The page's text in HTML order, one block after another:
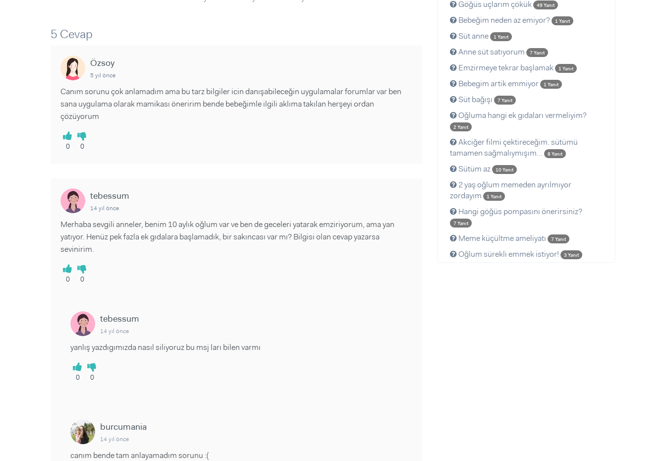
5 Cevap
Özsoy
5 yıl önce
Canım sorunu çok anlamadım ama bu tarz bilgiler icin danışabileceğin uygulamalar forumlar var ben
sana uygulama olarak mamikası öneririm bende bebeğimle ilgili aklıma takılan herşeyi ordan
çözüyorum
0 0
tebessum
14 yıl önce
Merhaba sevgili anneler, benim 10 aylık oğlum var ve ben de geceleri yatarak emziriyorum, ama yan
yatıyor. Henüz pek fazla ek gıdalara başlamadık, bir sakıncası var mı? Bilgisi olan cevap yazarsa
sevinirim.
0 0
tebessum
14 yıl önce
yanlış yazdıgımızda nasıl siliyoruz bu msj ları bilen varmı
0 0
burcumania
14 yıl önce
canım bende tam anlayamadım sorunu :(
Göğüs uçlarım çökük 49 Yanıt
Bebeğim neden az emiyor? 1 Yanıt
Süt anne 1 Yanıt
Anne süt satıyorum 7 Yanıt
Emzirmeye tekrar başlamak 1 Yanıt
Bebegim artik emmiyor 1 Yanıt
Süt bağışı 7 Yanıt
Oğluma hangi ek gıdaları vermeliyim?
2 Yanıt
Akciğer filmi çektireceğim. sütümü
tamamen sağmalıymışım...
8 Yanıt
Sütüm az 10 Yanıt
2 yaş oğlum memeden ayrılmıyor
zordayım
1 Yanıt
Hangi göğüs pompasını önerirsiniz?
7 Yanıt
Meme küçültme ameliyatı 7 Yanıt
Oğlum sürekli emmek istiyor! 3 Yanıt